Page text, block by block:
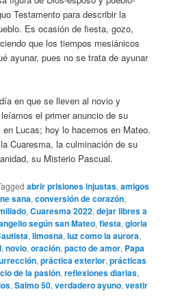
Testamento para describir la
Es ocasión de fiesta, gozo,
que los tiempos mesiánicos
ayunar, pues no se trata de ayunar
en que se lleven al novio y
el primer anuncio de su
Lucas; hoy lo hacemos en Mateo.
Cuaresma, la culminación de su
su Misterio Pascual.
abrir prisiones injustas,amigos
sana,conversión de corazón,
,Cuaresma 2022,dejar libres a
según san Mateo,fiesta,gloria
,limosna,luz como la aurora,
,novio,oración,pacto de amor, Papa
,práctica exterior,prácticas
de la pasión,reflexiones diarias,
,Salmo 50,verdadero ayuno,vestir